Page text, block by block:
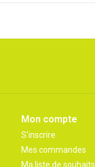
Mon compte
S'inscrire
Mes commandes
Ma liste de souhaits